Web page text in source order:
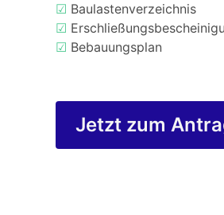
☑ Baulastenverzeichnis
☑
☑ Bebauungsplan
Jetzt zum